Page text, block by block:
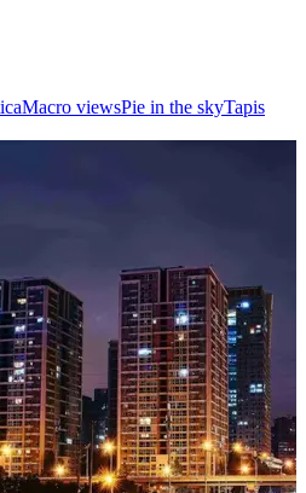
Macro viewsPie in the skyTapis